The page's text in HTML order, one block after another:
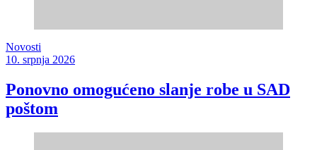
Novosti
10. srpnja 2026
Ponovno omogućeno slanje robe u SAD
poštom